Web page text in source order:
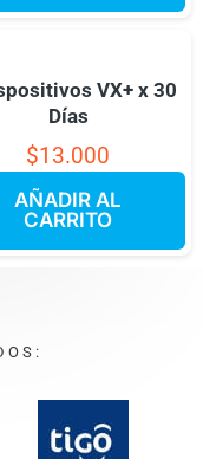
VX+ x 30
Días
$13.000
AÑADIR AL
CARRITO